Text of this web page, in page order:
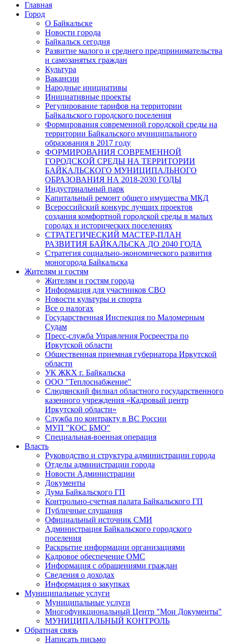
Главная
Город
О Байкальске
Новости города
Байкальск сегодня
Развитие малого и среднего предпринимательства
и самозанятых граждан
Культура
Вакансии
Народные инициативы
Инициативные проекты
Регулирование тарифов на территории
Байкальского городского поселения
Формирования современной городской среды на
территории Байкальского муниципального
образования в 2017 году
ФОРМИРОВАНИЯ СОВРЕМЕННОЙ
ГОРОДСКОЙ СРЕДЫ НА ТЕРРИТОРИИ
БАЙКАЛЬСКОГО МУНИЦИПАЛЬНОГО
ОБРАЗОВАНИЯ НА 2018-2030 ГОДЫ
Индустриальный парк
Капитальный ремонт общего имущества МКД
Всероссийский конкурс лучших проектов
создания комфортной городской среды в малых
городах и исторических поселениях
СТРАТЕГИЧЕСКИЙ МАСТЕР-ПЛАН
РАЗВИТИЯ БАЙКАЛЬСКА ДО 2040 ГОДА
Стратегия социально-экономического развития
моногорода Байкальска
Жителям и гостям
Жителям и гостям города
Информация для участников СВО
Новости культуры и спорта
Все о налогах
Государственная Инспекция по Маломерным
Судам
Пресс-служба Управления Росреестра по
Иркутской области
Общественная приемная губернатора Иркутской
области
УК ЖКХ г. Байкальска
ООО "Теплоснабжение"
Слюдянский филиал областного государственного
казенного учреждения «Кадровый центр
Иркутской области»
Служба по контракту в ВС России
МУП "КОС БМО"
Специальная-военная операция
Власть
Руководство и структура администрации города
Отделы администрации города
Новости Администрации
Документы
Дума Байкальского ГП
Контрольно-счетная палата Байкальского ГП
Публичные слушания
Официальный источник СМИ
Администрация Байкальского городского
поселения
Раскрытие информации организациями
Кадровое обеспечение ОМС
Информация с обращениями граждан
Сведения о доходах
Информация о закупках
Муниципальные услуги
Муниципальные услуги
Многофункциональный Центр "Мои Документы"
МУНИЦИПАЛЬНЫЙ КОНТРОЛЬ
Обратная связь
Написать письмо